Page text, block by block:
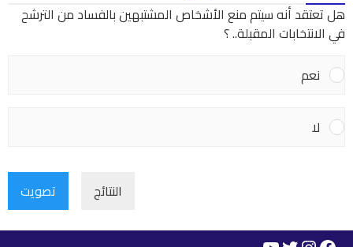
هل تعتقد أنه سيتم منع الأشخاص المشتبهين بالفساد من الترشح
في الانتخابات المقبلة.. ؟
نعم
لا
النتائج تصويت